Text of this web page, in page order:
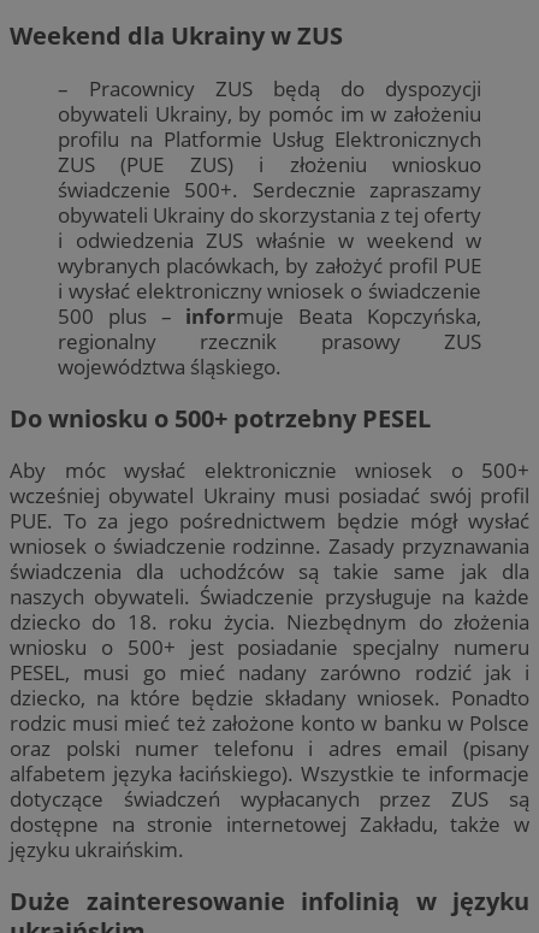
Weekend dla Ukrainy w ZUS
– Pracownicy ZUS będą do dyspozycji
obywateli Ukrainy, by pomóc im w założeniu
profilu na Platformie Usług Elektronicznych
ZUS (PUE ZUS) i złożeniu wnioskuo
świadczenie 500+. Serdecznie zapraszamy
obywateli Ukrainy do skorzystania z tej oferty
i odwiedzenia ZUS właśnie w weekend w
wybranych placówkach, by założyć profil PUE
i wysłać elektroniczny wniosek o świadczenie
500 plus – informuje Beata Kopczyńska,
regionalny rzecznik prasowy ZUS
województwa śląskiego.
Do wniosku o 500+ potrzebny PESEL
Aby móc wysłać elektronicznie wniosek o 500+
wcześniej obywatel Ukrainy musi posiadać swój profil
PUE. To za jego pośrednictwem będzie mógł wysłać
wniosek o świadczenie rodzinne. Zasady przyznawania
świadczenia dla uchodźców są takie same jak dla
naszych obywateli. Świadczenie przysługuje na każde
dziecko do 18. roku życia. Niezbędnym do złożenia
wniosku o 500+ jest posiadanie specjalny numeru
PESEL, musi go mieć nadany zarówno rodzić jak i
dziecko, na które będzie składany wniosek. Ponadto
rodzic musi mieć też założone konto w banku w Polsce
oraz polski numer telefonu i adres email (pisany
alfabetem języka łacińskiego). Wszystkie te informacje
dotyczące świadczeń wypłacanych przez ZUS są
dostępne na stronie internetowej Zakładu, także w
języku ukraińskim.
Duże zainteresowanie infolinią w języku